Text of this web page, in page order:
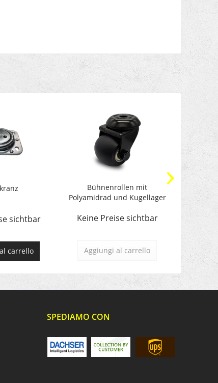
sichtbar
carrello
Bühnenrollen mit
Polyamidrad und Kugellager
Keine Preise sichtbar
Aggiungi al carrello
SPEDIAMO CON